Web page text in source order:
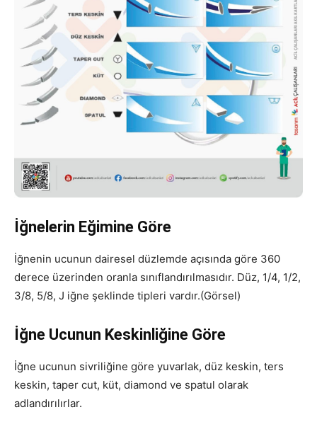
İğnelerin Eğimine Göre
İğnenin ucunun dairesel düzlemde açısında göre 360
derece üzerinden oranla sınıflandırılmasıdır. Düz, 1/4, 1/2,
3/8, 5/8, J iğne şeklinde tipleri vardır.(Görsel)
İğne Ucunun Keskinliğine Göre
İğne ucunun sivriliğine göre yuvarlak, düz keskin, ters
keskin, taper cut, küt, diamond ve spatul olarak
adlandırılırlar.